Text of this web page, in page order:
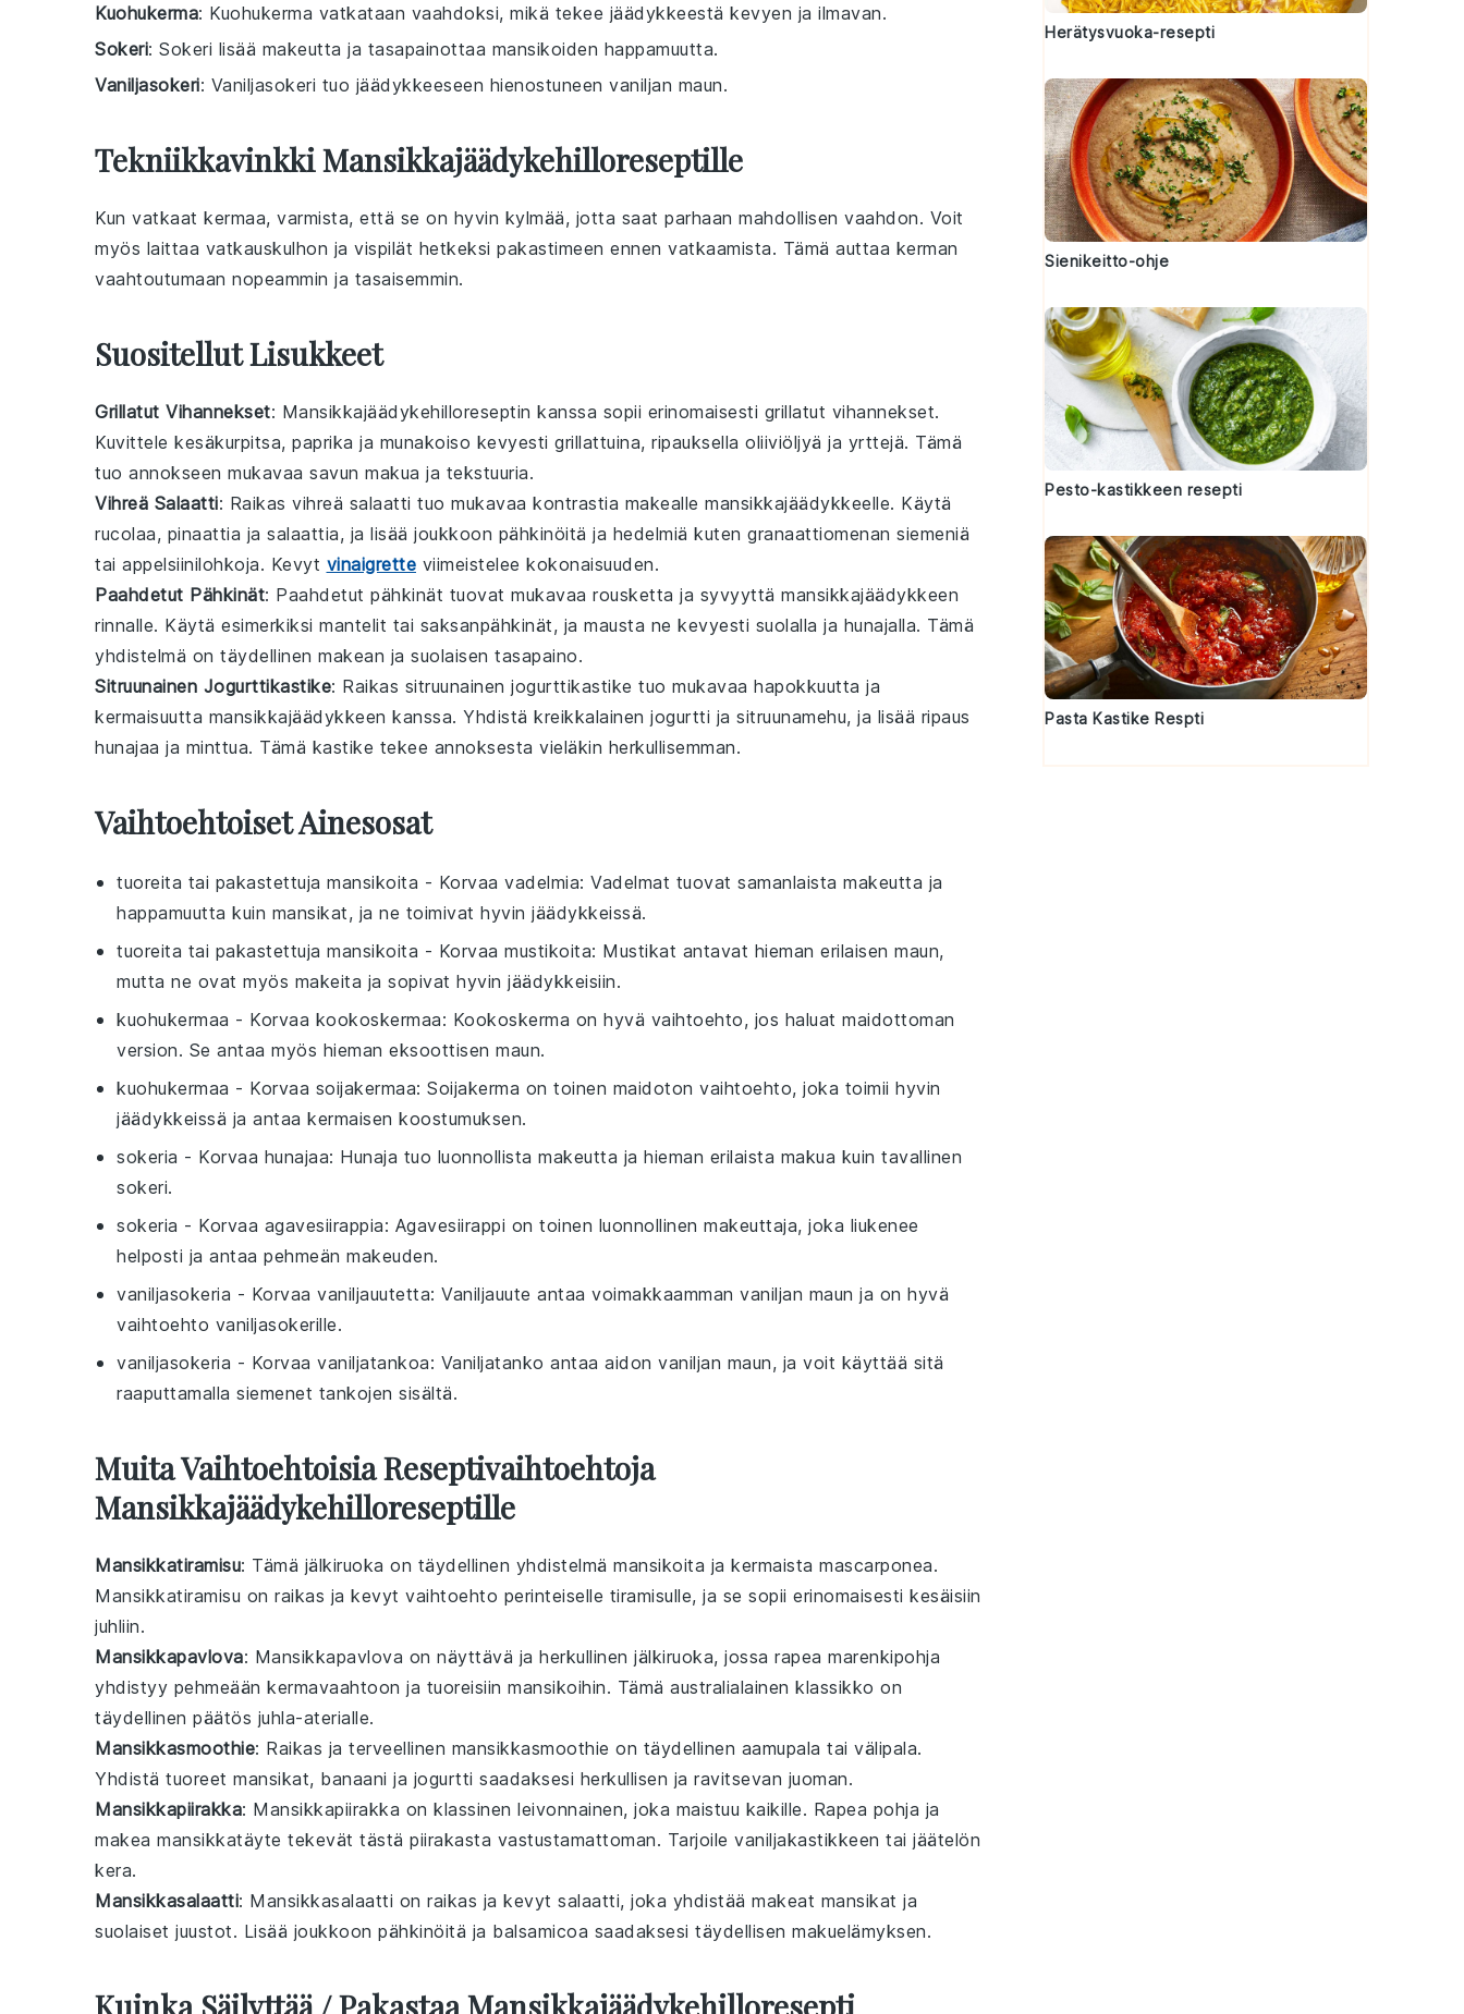
Kuohukerma: Kuohukerma vatkataan vaahdoksi, mikä tekee jäädykkeestä kevyen ja ilmavan.
Sokeri: Sokeri lisää makeutta ja tasapainottaa mansikoiden happamuutta.
Vaniljasokeri: Vaniljasokeri tuo jäädykkeeseen hienostuneen vaniljan maun.
Tekniikkavinkki Mansikkajäädykehilloreseptille
Kun vatkaat kermaa, varmista, että se on hyvin kylmää, jotta saat parhaan mahdollisen vaahdon. Voit
myös laittaa vatkauskulhon ja vispilät hetkeksi pakastimeen ennen vatkaamista. Tämä auttaa kerman
vaahtoutumaan nopeammin ja tasaisemmin.
Suositellut Lisukkeet
Grillatut Vihannekset: Mansikkajäädykehilloreseptin kanssa sopii erinomaisesti grillatut vihannekset.
Kuvittele kesäkurpitsa, paprika ja munakoiso kevyesti grillattuina, ripauksella oliiviöljyä ja yrttejä. Tämä
tuo annokseen mukavaa savun makua ja tekstuuria.
Vihreä Salaatti: Raikas vihreä salaatti tuo mukavaa kontrastia makealle mansikkajäädykkeelle. Käytä
rucolaa, pinaattia ja salaattia, ja lisää joukkoon pähkinöitä ja hedelmiä kuten granaattiomenan siemeniä
tai appelsiinilohkoja. Kevyt vinaigrette viimeistelee kokonaisuuden.
Paahdetut Pähkinät: Paahdetut pähkinät tuovat mukavaa rousketta ja syvyyttä mansikkajäädykkeen
rinnalle. Käytä esimerkiksi mantelit tai saksanpähkinät, ja mausta ne kevyesti suolalla ja hunajalla. Tämä
yhdistelmä on täydellinen makean ja suolaisen tasapaino.
Sitruunainen Jogurttikastike: Raikas sitruunainen jogurttikastike tuo mukavaa hapokkuutta ja
kermaisuutta mansikkajäädykkeen kanssa. Yhdistä kreikkalainen jogurtti ja sitruunamehu, ja lisää ripaus
hunajaa ja minttua. Tämä kastike tekee annoksesta vieläkin herkullisemman.
Vaihtoehtoiset Ainesosat
tuoreita tai pakastettuja mansikoita - Korvaa vadelmia: Vadelmat tuovat samanlaista makeutta ja
happamuutta kuin mansikat, ja ne toimivat hyvin jäädykkeissä.
tuoreita tai pakastettuja mansikoita - Korvaa mustikoita: Mustikat antavat hieman erilaisen maun,
mutta ne ovat myös makeita ja sopivat hyvin jäädykkeisiin.
kuohukermaa - Korvaa kookoskermaa: Kookoskerma on hyvä vaihtoehto, jos haluat maidottoman
version. Se antaa myös hieman eksoottisen maun.
kuohukermaa - Korvaa soijakermaa: Soijakerma on toinen maidoton vaihtoehto, joka toimii hyvin
jäädykkeissä ja antaa kermaisen koostumuksen.
sokeria - Korvaa hunajaa: Hunaja tuo luonnollista makeutta ja hieman erilaista makua kuin tavallinen
sokeri.
sokeria - Korvaa agavesiirappia: Agavesiirappi on toinen luonnollinen makeuttaja, joka liukenee
helposti ja antaa pehmeän makeuden.
vaniljasokeria - Korvaa vaniljauutetta: Vaniljauute antaa voimakkaamman vaniljan maun ja on hyvä
vaihtoehto vaniljasokerille.
vaniljasokeria - Korvaa vaniljatankoa: Vaniljatanko antaa aidon vaniljan maun, ja voit käyttää sitä
raaputtamalla siemenet tankojen sisältä.
Muita Vaihtoehtoisia Reseptivaihtoehtoja
Mansikkajäädykehilloreseptille
Mansikkatiramisu: Tämä jälkiruoka on täydellinen yhdistelmä mansikoita ja kermaista mascarponea.
Mansikkatiramisu on raikas ja kevyt vaihtoehto perinteiselle tiramisulle, ja se sopii erinomaisesti kesäisiin
juhliin.
Mansikkapavlova: Mansikkapavlova on näyttävä ja herkullinen jälkiruoka, jossa rapea marenkipohja
yhdistyy pehmeään kermavaahtoon ja tuoreisiin mansikoihin. Tämä australialainen klassikko on
täydellinen päätös juhla-aterialle.
Mansikkasmoothie: Raikas ja terveellinen mansikkasmoothie on täydellinen aamupala tai välipala.
Yhdistä tuoreet mansikat, banaani ja jogurtti saadaksesi herkullisen ja ravitsevan juoman.
Mansikkapiirakka: Mansikkapiirakka on klassinen leivonnainen, joka maistuu kaikille. Rapea pohja ja
makea mansikkatäyte tekevät tästä piirakasta vastustamattoman. Tarjoile vaniljakastikkeen tai jäätelön
kera.
Mansikkasalaatti: Mansikkasalaatti on raikas ja kevyt salaatti, joka yhdistää makeat mansikat ja
suolaiset juustot. Lisää joukkoon pähkinöitä ja balsamicoa saadaksesi täydellisen makuelämyksen.
Kuinka Säilyttää / Pakastaa Mansikkajäädykehilloresepti
Herätysvuoka-resepti
Sienikeitto-ohje
Pesto-kastikkeen resepti
Pasta Kastike Respti